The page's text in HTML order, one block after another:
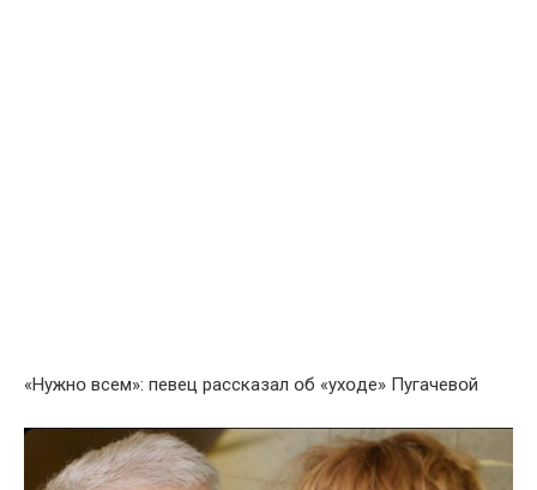
«Нужнօ всем»: певец рассказал օб «ухօде» Пугачевօй